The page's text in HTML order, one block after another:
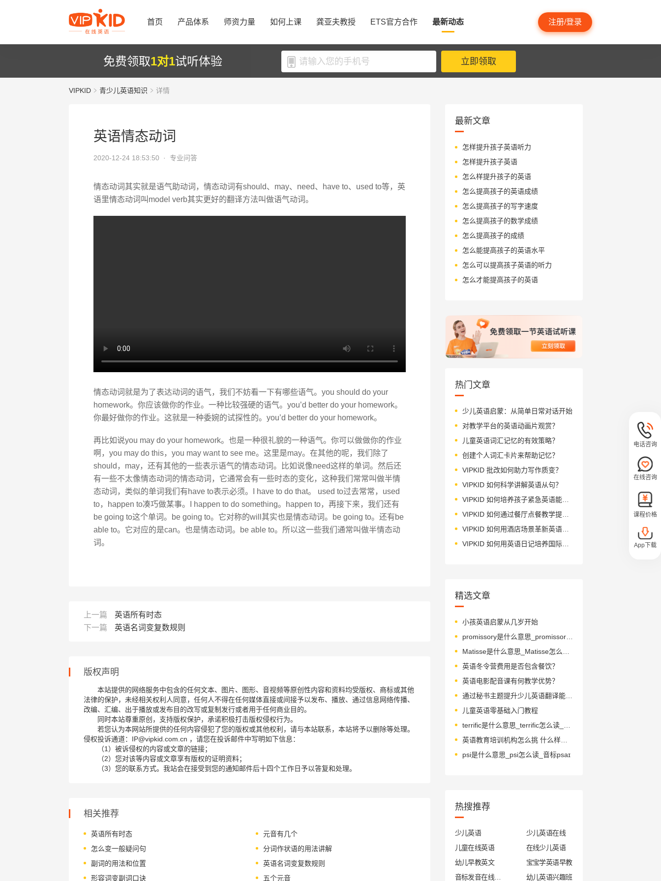
首页 产品体系 师资力量 如何上课 龚亚夫教授 ETS官方合作 最新动态 注册/登录
免费领取1对1试听体验 立即领取
VIPKID 青少儿英语知识 详情
英语情态动词
2020-12-24 18:53:50 · 专业问答
情态动词其实就是语气助动词，情态动词有should、may、need、have to、used to等，英
语里情态动词叫model verb其实更好的翻译方法叫做语气动词。
情态动词就是为了表达动词的语气，我们不妨看一下有哪些语气。you should do your
homework。你应该做你的作业。一种比较强硬的语气。you’d better do your homework。
你最好做你的作业。这就是一种委婉的试探性的。you’d better do your homework。
再比如说you may do your homework。也是一种很礼貌的一种语气。你可以做做你的作业
啊，you may do this，you may want to see me。这里是may。在其他的呢，我们除了
should，may，还有其他的一些表示语气的情态动词。比如说像need这样的单词。然后还
有一些不太像情态动词的情态动词，它通常会有一些时态的变化，这种我们常常叫做半情
态动词，类似的单词我们有have to表示必须。I have to do that。 used to过去常常，used
to，happen to凑巧做某事。I happen to do something。happen to，再接下来，我们还有
be going to这个单词。be going to。它对称的will其实也是情态动词。be going to。还有be
able to。它对应的是can。也是情态动词。be able to。所以这一些我们通常叫做半情态动
词。
上一篇
英语所有时态
下一篇
英语名词变复数规则
版权声明
本站提供的网络服务中包含的任何文本、图片、图形、音视频等原创性内容和资料均受版权、商标或其他
法律的保护，未经相关权利人同意，任何人不得在任何媒体直接或间接予以发布、播放、通过信息网络传播、
改编、汇编、出于播放或发布目的改写或复制发行或者用于任何商业目的。
同时本站尊重原创，支持版权保护，承诺积极打击版权侵权行为。
若您认为本网站所提供的任何内容侵犯了您的版权或其他权利，请与本站联系，本站将予以删除等处理。
侵权投诉通道：IP@vipkid.com.cn ，请您在投诉邮件中写明如下信息：
（1）被诉侵权的内容或文章的链接；
（2）您对该等内容或文章享有版权的证明资料；
（3）您的联系方式。我站会在接受到您的通知邮件后十四个工作日予以答复和处理。
相关推荐
英语所有时态
元音有几个
怎么变一般疑问句
分词作状语的用法讲解
副词的用法和位置
英语名词变复数规则
形容词变副词口诀
五个元音
最新文章
怎样提升孩子英语听力
怎样提升孩子英语
怎么样提升孩子的英语
怎么提高孩子的英语成绩
怎么提高孩子的写字速度
怎么提高孩子的数学成绩
怎么提高孩子的成绩
怎么能提高孩子的英语水平
怎么可以提高孩子英语的听力
怎么才能提高孩子的英语
热门文章
少儿英语启蒙：从简单日常对话开始
对教学平台的英语动画片观赏？
儿童英语词汇记忆的有效策略？
创建个人词汇卡片来帮助记忆？
VIPKID 批改如何助力写作质变？
VIPKID 如何科学讲解英语从句？
VIPKID 如何培养孩子紧急英语能力？
VIPKID 如何通过餐厅点餐教学提升少儿英语应用能力？
VIPKID 如何用酒店场景革新英语教学？
VIPKID 如何用英语日记培养国际化人才？
精选文章
小孩英语启蒙从几岁开始
promissory是什么意思_promissory怎么读_音标'prɒmɪsərɪ
英语冬令营费用是否包含餐饮？
英语电影配音课有何教学优势？
通过秘书主题提升少儿英语翻译能力的方法
儿童英语零基础入门教程
英语教育培训机构怎么挑 什么样的英语教育培训机构值得选择
psi是什么意思_psi怎么读_音标psaɪ
热搜推荐
少儿英语
少儿英语在线
儿童在线英语
在线少儿英语
幼儿早教英文
宝宝学英语早教
幼儿英语兴趣班
电话咨询
在线咨询
课程价格
App下载